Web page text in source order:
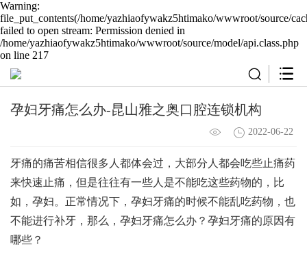
Warning:
file_put_contents(/home/yazhiaofywakz5htimako/wwwroot/source/
failed to open stream: Permission denied in
/home/yazhiaofywakz5htimako/wwwroot/source/model/api.class.php
on line 217
孕妇牙痛怎么办-昆山雅之奥口腔连锁机构
2022-06-22
牙痛的痛苦相信很多人都体会过，大部分人都会吃些止痛药
来快速止痛，但是往往有一些人是不能吃这些药物的，比
如，孕妇。正常情况下，孕妇牙痛的时候不能乱吃药物，也
不能进行补牙，那么，孕妇牙痛怎么办？孕妇牙痛的原因有
哪些？